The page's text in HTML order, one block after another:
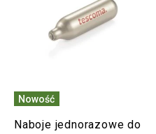
Nowość
Naboje jednorazowe do